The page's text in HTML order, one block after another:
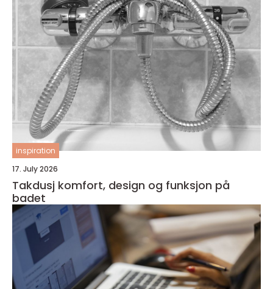
inspiration
17. July 2026
Takdusj komfort, design og funksjon på
badet